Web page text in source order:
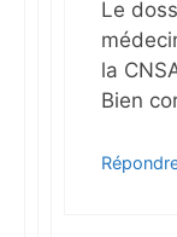
Le
la
Bien